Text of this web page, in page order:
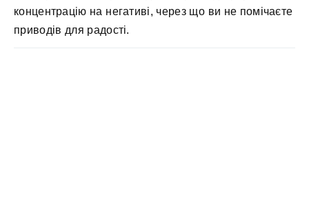
концентрацію на негативі, через що ви не помічаєте
приводів для радості.